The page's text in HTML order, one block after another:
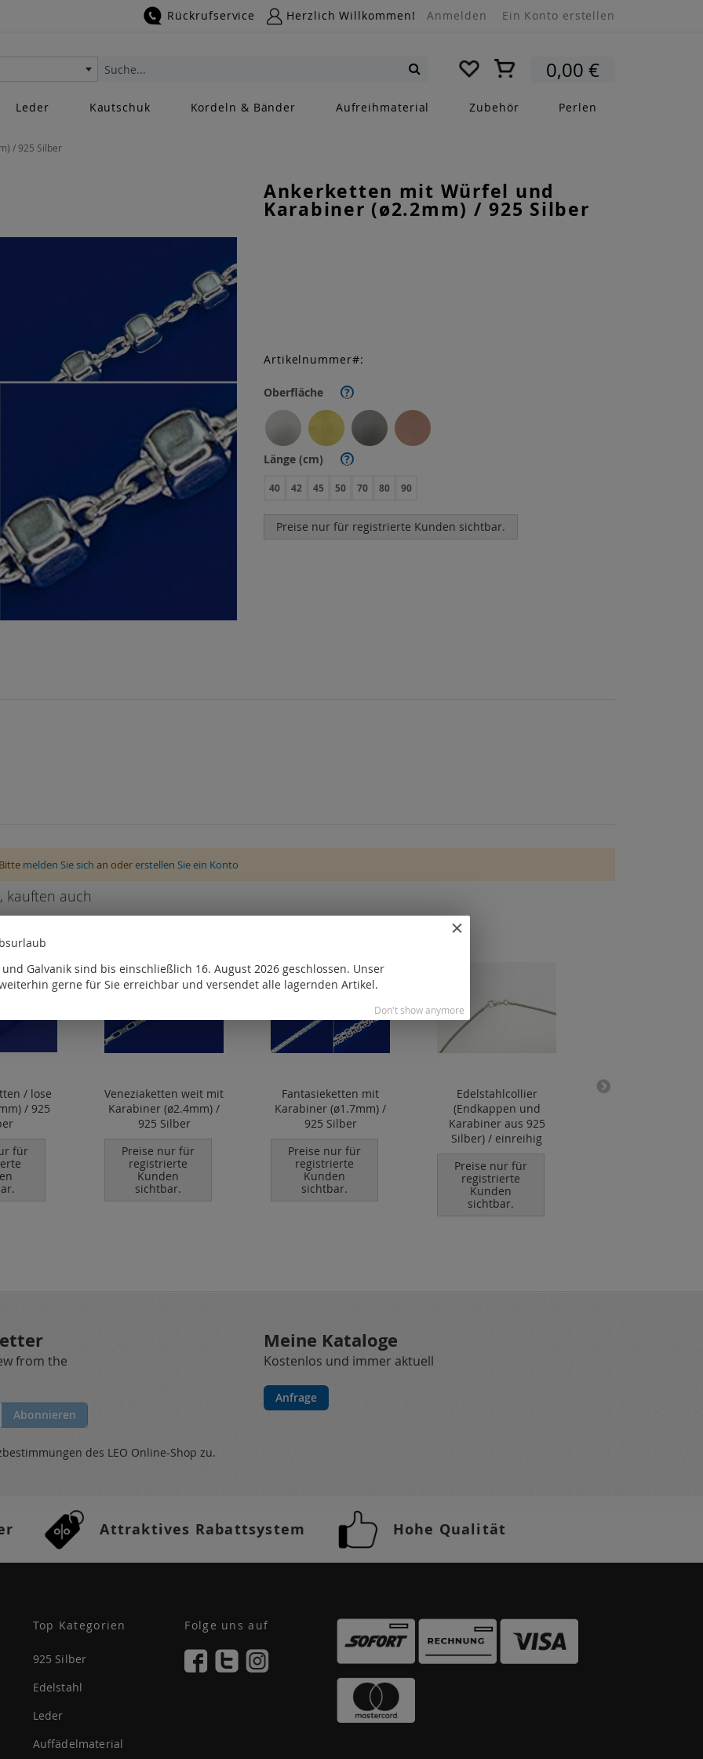
Rückrufservice Herzlich Willkommen! Anmelden Ein Konto erstellen
Mein Warenkorb
0,00 €
Suche
Leder Kautschuk Kordeln & Bänder Aufreihmaterial Zubehör Perlen
/ 925 Silber
Ankerketten mit Würfel und
Karabiner (ø2.2mm) / 925 Silber
Oberfläche ?
Länge (cm) ?
40 42 45 50 70 80 90
Preise nur für registrierte Kunden sichtbar.
Artikelnummer
melden Sie sich an odererstellen Sie ein Konto
kauften auch
/ lose
/ 925
für
Veneziaketten weit mit
Karabiner (ø2.4mm) /
925 Silber
Preise nur für
registrierte
Kunden
sichtbar.
Fantasieketten mit
Karabiner (ø1.7mm) /
925 Silber
Preise nur für
registrierte
Kunden
sichtbar.
Edelstahlcollier
(Endkappen und
Karabiner aus 925
Silber) / einreihig
Preise nur für
registrierte
Kunden
sichtbar.
from the
Abonnieren
Meine Kataloge
Kostenlos und immer aktuell
Anfrage
des LEO Online-Shop zu.
Attraktives Rabattsystem Hohe Qualität
Top Kategorien
925 Silber
Edelstahl
Leder
Auffädelmaterial
Folge uns auf
Galvanik sind bis einschließlich 16. August 2026 geschlossen. Unser
gerne für Sie erreichbar und versendet alle lagernden Artikel.
Don't show anymore